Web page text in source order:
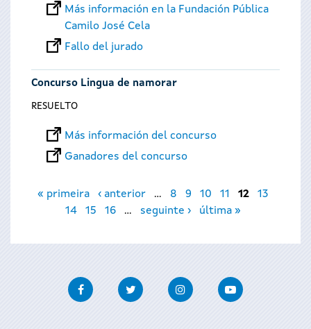
Más información en la Fundación Pública
Camilo José Cela
Fallo del jurado
Concurso Lingua de namorar
RESUELTO
Más información del concurso
Ganadores del concurso
Páginas
« primeira ‹ anterior … 8 9 10 11 12
13
14
15 16 … seguinte › última »
FacebookTwitter InstagramYoutube